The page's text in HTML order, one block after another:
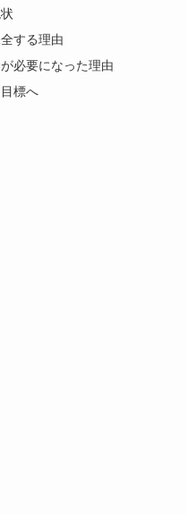
する理由
必要になった理由
標へ